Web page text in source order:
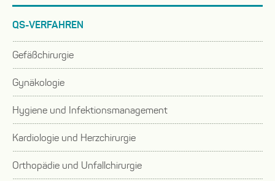
QS-VERFAHREN
Gefäßchirurgie
auf-
oder
zuklappen
Gynäkologie
auf-
oder
zuklappen
Hygiene und Infektionsmanagement
auf-
oder
zuklappen
Kardiologie und Herzchirurgie
auf-
Orthopädie und Unfallchirurgie